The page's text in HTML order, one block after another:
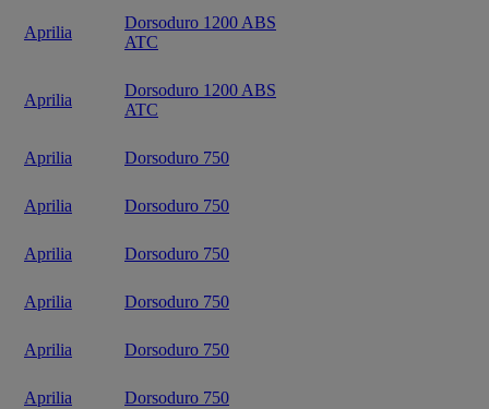
Aprilia
Dorsoduro 1200 ABS
ATC
Aprilia
Dorsoduro 1200 ABS
ATC
Aprilia Dorsoduro 750
Aprilia Dorsoduro 750
Aprilia Dorsoduro 750
Aprilia Dorsoduro 750
Aprilia Dorsoduro 750
Aprilia Dorsoduro 750